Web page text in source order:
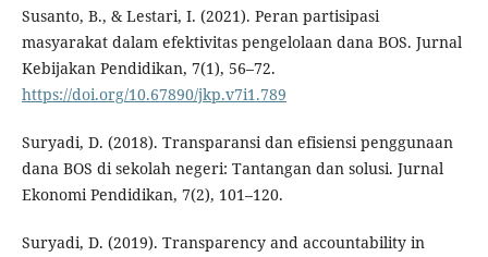
Susanto, B., & Lestari, I. (2021). Peran partisipasi
masyarakat dalam efektivitas pengelolaan dana BOS. Jurnal
Kebijakan Pendidikan, 7(1), 56–72.
https://doi.org/10.67890/jkp.v7i1.789
Suryadi, D. (2018). Transparansi dan efisiensi penggunaan
dana BOS di sekolah negeri: Tantangan dan solusi. Jurnal
Ekonomi Pendidikan, 7(2), 101–120.
Suryadi, D. (2019). Transparency and accountability in